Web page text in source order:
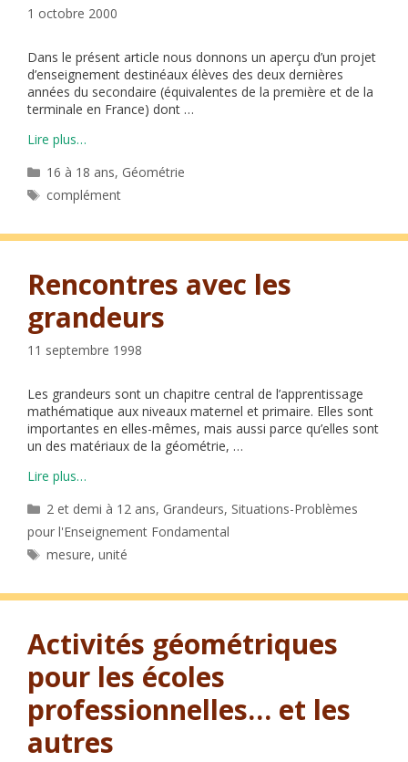
1 octobre 2000
Dans le présent article nous donnons un aperçu d’un projet
d’enseignement destinéaux élèves des deux dernières
années du secondaire (équivalentes de la première et de la
terminale en France) dont …
Lire plus…
Catégories
16 à 18 ans, Géométrie
Étiquettes
complément
Rencontres avec les
grandeurs
11 septembre 1998
Les grandeurs sont un chapitre central de l’apprentissage
mathématique aux niveaux maternel et primaire. Elles sont
importantes en elles-mêmes, mais aussi parce qu’elles sont
un des matériaux de la géométrie, …
Lire plus…
Catégories
2 et demi à 12 ans, Grandeurs, Situations-Problèmes
pour l'Enseignement Fondamental
Étiquettes
mesure,unité
Activités géométriques
pour les écoles
professionnelles… et les
autres